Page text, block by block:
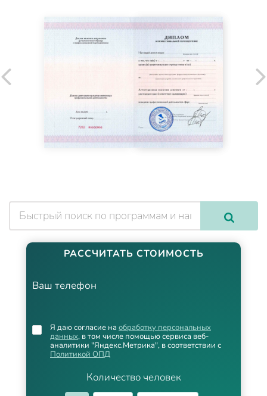
РАССЧИТАТЬ СТОИМОСТЬ
Ваш телефон
Количество человек
Я даю согласие на обработку персональных
данных, в том числе помощью сервиса веб-
аналитики "Яндекс.Метрика", в соответствии с
Политикой ОПД